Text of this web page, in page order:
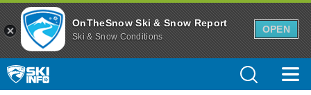
OnTheSnow Ski & Snow Report
Ski & Snow Conditions
OPEN